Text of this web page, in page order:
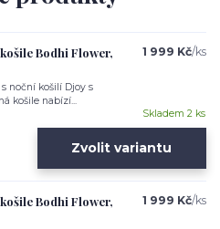
Bodhi Flower,
noční košilí Djoy s
košile nabízí...
1 999 Kč/ks
Skladem 2 ks
Zvolit variantu
Bodhi Flower,
1 999 Kč/ks